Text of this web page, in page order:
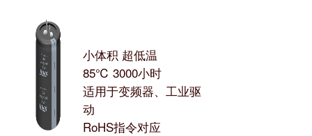
小体积 超低温
85℃ 3000小时
适用于变频器、工业驱
动
RoHS指令对应